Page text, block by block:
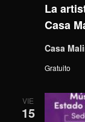
La
Casa
Casa
Gratuito
VIE
15